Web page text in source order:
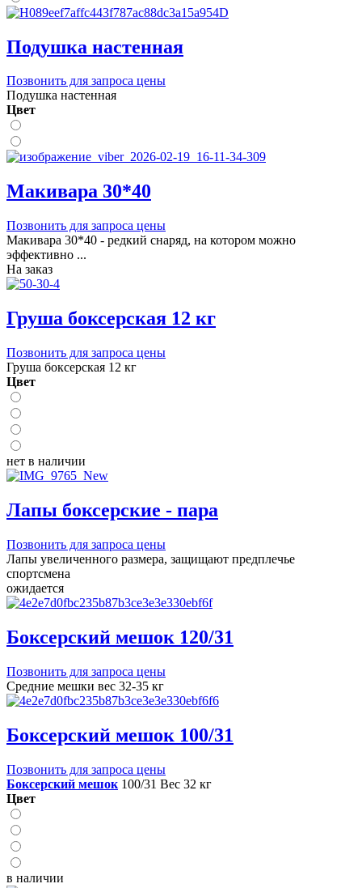
Подушка настенная
Позвонить для запроса цены
Подушка настенная
Цвет
Макивара 30*40
Позвонить для запроса цены
Макивара 30*40 - редкий снаряд, на котором можно
эффективно ...
На заказ
Груша боксерская 12 кг
Позвонить для запроса цены
Груша боксерская 12 кг
Цвет
нет в наличии
Лапы боксерские - пара
Позвонить для запроса цены
Лапы увеличенного размера, защищают предплечье
спортсмена
ожидается
Боксерский мешок 120/31
Позвонить для запроса цены
Средние мешки вес 32-35 кг
Боксерский мешок 100/31
Позвонить для запроса цены
Боксерский мешок 100/31 Вес 32 кг
Цвет
в наличии